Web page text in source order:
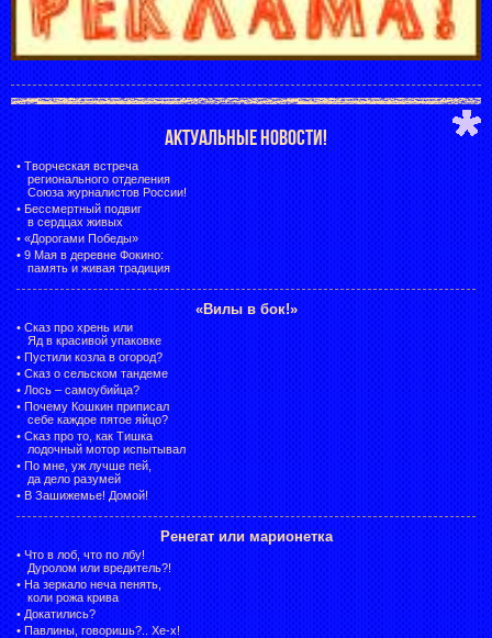
АКТУАЛЬНЫЕ НОВОСТИ!
• Творческая встреча
регионального отделения
Союза журналистов России!
• Бессмертный подвиг
в сердцах живых
• «Дорогами Победы»
• 9 Мая в деревне Фокино:
память и живая традиция
«Вилы в бок!»
• Сказ про хрень или
Яд в красивой упаковке
• Пустили козла в огород?
• Сказ о сельском тандеме
• Лось – самоубийца?
• Почему Кошкин приписал
себе каждое пятое яйцо?
• Сказ про то, как Тишка
лодочный мотор испытывал
• По мне, уж лучше пей,
да дело разумей
• В Зашижемье! Домой!
Ренегат или марионетка
• Что в лоб, что по лбу!
Дуролом или вредитель?!
• На зеркало неча пенять,
коли рожа крива
• Докатились?
• Павлины, говоришь?.. Хе-х!